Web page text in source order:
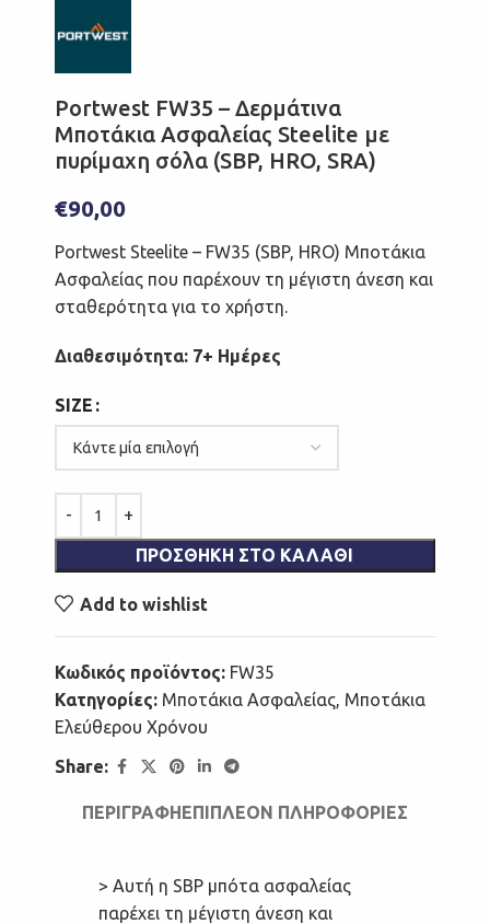
Portwest FW35 – Δερμάτινα
Μποτάκια Ασφαλείας Steelite με
πυρίμαχη σόλα (SBP, HRO, SRA)
€90,00
Portwest Steelite – FW35 (SBP, HRO) Μποτάκια
Ασφαλείας που παρέχουν τη μέγιστη άνεση και
σταθερότητα για το χρήστη.
Διαθεσιμότητα: 7+ Ημέρες
SIZE
ΠΡΟΣΘΉΚΗ ΣΤΟ ΚΑΛΆΘΙ
Add to wishlist
Κωδικός προϊόντος: FW35
Κατηγορίες: Μποτάκια Ασφαλείας, Μποτάκια
Ελεύθερου Χρόνου
Share:
ΠΕΡΙΓΡΑΦΉΕΠΙΠΛΈΟΝ ΠΛΗΡΟΦΟΡΊΕΣ
> Αυτή η SBP μπότα ασφαλείας
παρέχει τη μέγιστη άνεση και